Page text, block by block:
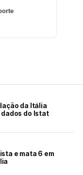
da Itália
do Istat
e mata 6 em